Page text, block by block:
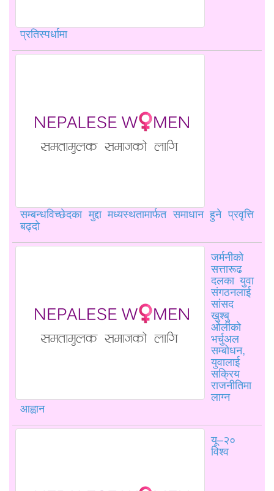
प्रतिस्पर्धामा
सम्बन्धविच्छेदका मुद्दा मध्यस्थतामार्फत समाधान हुने प्रवृत्ति
बढ्दो
जर्मनीको
सत्तारूढ
दलका युवा
संगठनलाई
सांसद
खुश्बु
ओलीको
भर्चुअल
सम्बोधन,
युवालाई
सक्रिय
राजनीतिमा
लाग्न
आह्वान
यू–२०
विश्व